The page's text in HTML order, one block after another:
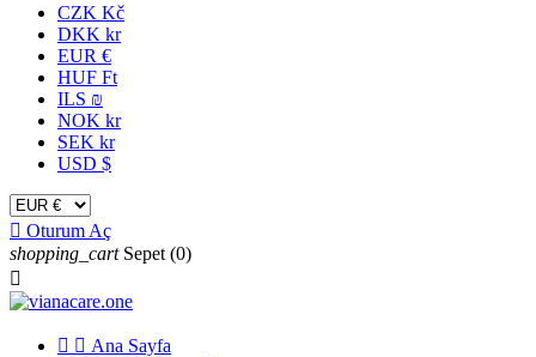
CZK Kč
DKK kr
EUR €
HUF Ft
ILS ₪
NOK kr
SEK kr
USD $
 Oturum Aç
shopping_cart Sepet (0)

  Ana Sayfa